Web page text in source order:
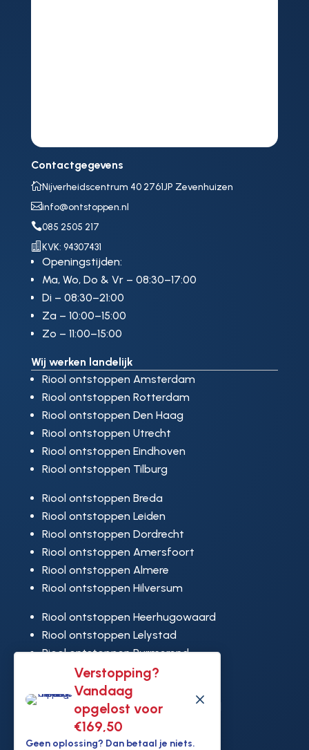
Verstopping?
Vandaag
opgelost voor
€169,50
M
Geen oplossing? Dan betaal je niets.
Contactgegevens
Nijverheidscentrum 40 2761JP Zevenhuizen
info@ontstoppen.nl
085 2505 217
 KVK: 94307431
Openingstijden:
Ma, Wo, Do & Vr – 08:30–17:00
Di – 08:30–21:00
Za – 10:00–15:00
Zo – 11:00–15:00
Wij werken landelijk
Riool ontstoppen Amsterdam
Riool ontstoppen Rotterdam
Riool ontstoppen Den Haag
Riool ontstoppen Utrecht
Riool ontstoppen Eindhoven
Riool ontstoppen Tilburg
Riool ontstoppen Breda
Riool ontstoppen Leiden
Riool ontstoppen Dordrecht
Riool ontstoppen Amersfoort
Riool ontstoppen Almere
Riool ontstoppen Hilversum
Riool ontstoppen Heerhugowaard
Riool ontstoppen Lelystad
Riool ontstoppen Purmerend
Riool ontstoppen Ridderkerk
Riool ontstoppen Rijswijk
Riool ontstoppen Hoek van Holland